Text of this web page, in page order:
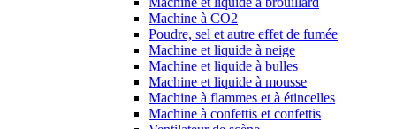
Machine à CO2
Poudre, sel et autre effet de fumée
Machine et liquide à neige
Machine et liquide à bulles
Machine et liquide à mousse
Machine à flammes et à étincelles
Machine à confettis et confettis